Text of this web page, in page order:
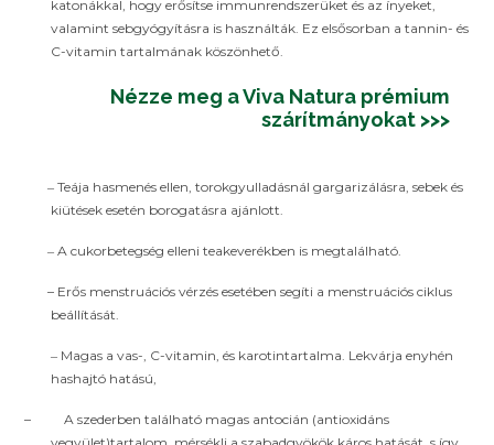
katonákkal, hogy erősítse immunrendszerüket és az ínyeket,
valamint sebgyógyításra is használták. Ez elsősorban a tannin- és
C-vitamin tartalmának köszönhető.
Nézze meg a Viva Natura prémium
szárítmányokat >>>
– Teája hasmenés ellen, torokgyulladásnál gargarizálásra, sebek és
kiütések esetén borogatásra ajánlott.
– A cukorbetegség elleni teakeverékben is megtalálható.
– Erős menstruációs vérzés esetében segíti a menstruációs ciklus
beállítását.
– Magas a vas-, C-vitamin, és karotintartalma. Lekvárja enyhén
hashajtó hatású,
–
A szederben található magas antocián (antioxidáns